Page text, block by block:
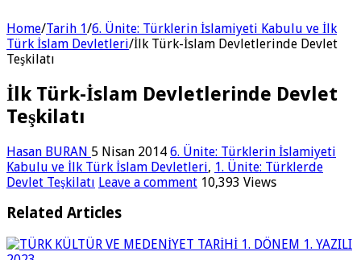
Home/Tarih 1/6. Ünite: Türklerin İslamiyeti Kabulu ve İlk
Türk İslam Devletleri/İlk Türk-İslam Devletlerinde Devlet
Teşkilatı
İlk Türk-İslam Devletlerinde Devlet
Teşkilatı
Hasan BURAN 5 Nisan 2014 6. Ünite: Türklerin İslamiyeti
Kabulu ve İlk Türk İslam Devletleri, 1. Ünite: Türklerde
Devlet Teşkilatı Leave a comment 10,393 Views
Related Articles